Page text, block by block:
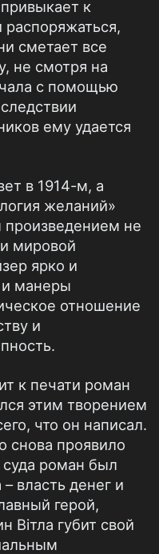
к
сметает все
не смотря на
с помощью
ему удается
в 1914-м, а
желаний»
произведением не
мировой
ярко и
манеры
отношение
и
к печати роман
этим творением
что он написал.
снова проявило
роман был
власть денег и
герой,
губит свой